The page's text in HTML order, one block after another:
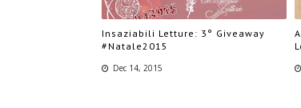
Insaziabili Letture: 3° Giveaway
#Natale2015
Dec 14, 2015